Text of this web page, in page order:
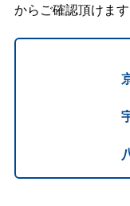
からご確認頂けます